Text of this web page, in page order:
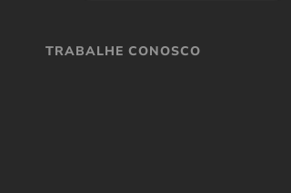
TRABALHE CONOSCO